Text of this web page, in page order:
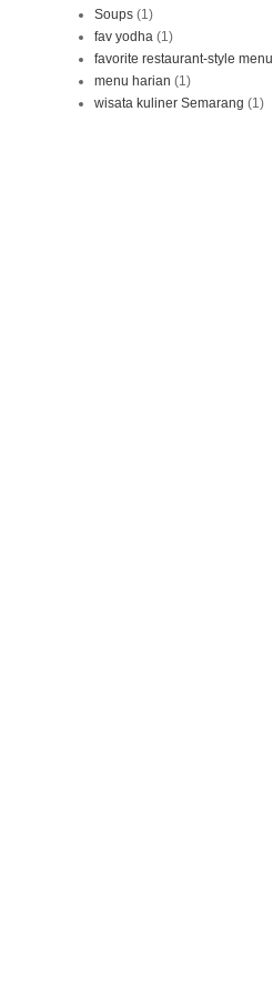
Soups (1)
fav yodha (1)
favorite restaurant-style menu
menu harian (1)
wisata kuliner Semarang (1)